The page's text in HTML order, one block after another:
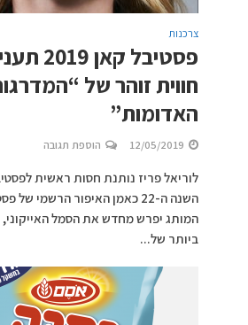
צרכנות
פסטיבל
חווית זוהר של
האדומות”
12/05/2019 הוספת תגובה
השנה ה-22 כאמן האיפור הרשמי
המותג יפרש מחדש את הסמל
ביותר של...